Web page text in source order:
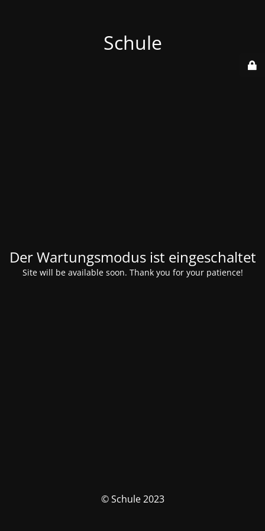
Schule
Der Wartungsmodus ist eingeschaltet
Site will be available soon. Thank you for your patience!
© Schule 2023